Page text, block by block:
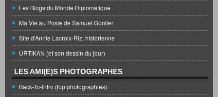
Les Blogs du Monde Diplomatique
Ma Vie au Poste de Samuel Gontier
Site d'Annie Lacroix-Riz, historienne
URTIKAN (et son dessin du jour)
LES AMI(E)S PHOTOGRAPHES
Back-To-Intro (top photographies)